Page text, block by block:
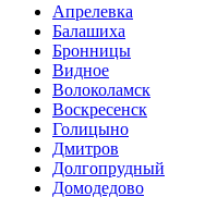
Апрелевка
Балашиха
Бронницы
Видное
Волоколамск
Воскресенск
Голицыно
Дмитров
Долгопрудный
Домодедово